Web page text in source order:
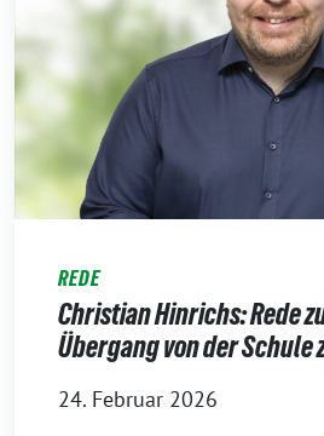
REDE
Christian Hinrichs: Rede
Übergang von der Schule
24. Februar 2026